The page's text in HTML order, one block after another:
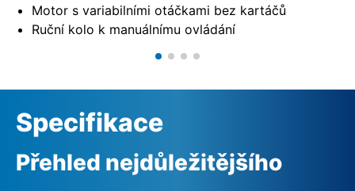
Motor s variabilními otáčkami bez kartáčů
Ruční kolo k manuálnímu ovládání
Specifikace
Přehled nejdůležitějšího